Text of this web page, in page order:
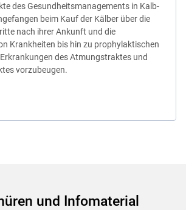
des Gesundheitsmanagements in Kalb-
beim Kauf der Kälber über die
nach ihrer Ankunft und die
Krankheiten bis hin zu prophylaktischen
des Atmungstraktes und
vorzubeugen.
und Infomaterial